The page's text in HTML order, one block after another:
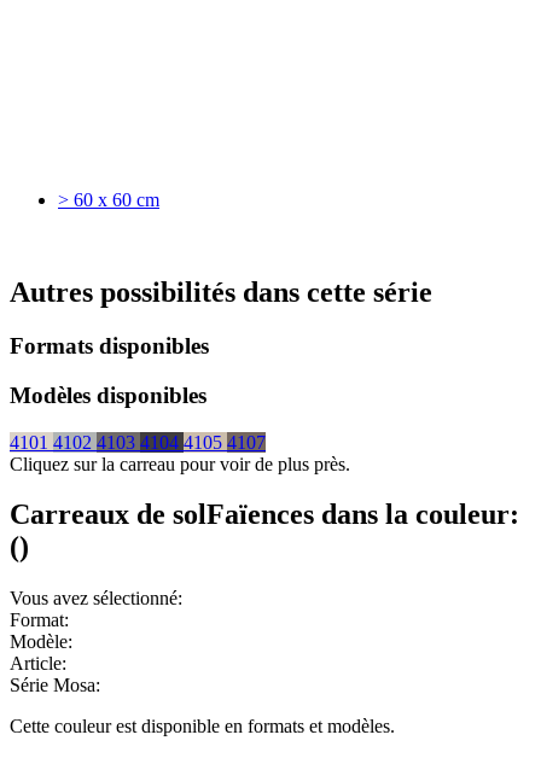
> 60 x 60 cm
Autres possibilités dans cette série
Formats disponibles
Modèles disponibles
4101 4102 4103 4104 4105 4107
Cliquez sur la carreau pour voir de plus près.
Carreaux de solFaïences dans la couleur:
()
Vous avez sélectionné:
Format:
Modèle:
Article:
Série Mosa:
Cette couleur est disponible en formats et modèles.